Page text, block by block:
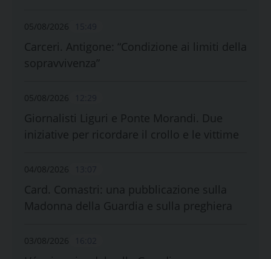
05/08/2026
Carceri. Antigone: “Condizione ai limiti della
sopravvivenza”
05/08/2026
Giornalisti Liguri e Ponte Morandi. Due
iniziative per ricordare il crollo e le vittime
04/08/2026
Card. Comastri: una pubblicazione sulla
Madonna della Guardia e sulla preghiera
03/08/2026